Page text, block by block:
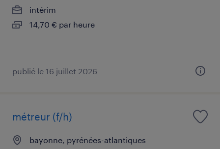
intérim
14,70 € par heure
publié le 16 juillet 2026
métreur (f/h)
bayonne, pyrénées-atlantiques